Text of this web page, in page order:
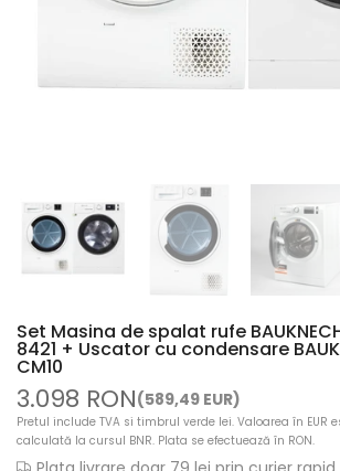
Set Masina de spalat rufe
8421 + Uscator cu condensare
CM10
3.098 RON(589,49 EUR)
Pretul include TVA si timbrul verde lei. Valoarea în EUR
calculată la cursul BNR. Plata se efectuează în RON.